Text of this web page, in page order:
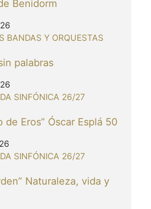
Benidorm
BANDAS Y ORQUESTAS
palabras
SINFÓNICA 26/27
de Eros” Óscar Esplá 50
SINFÓNICA 26/27
Naturaleza, vida y